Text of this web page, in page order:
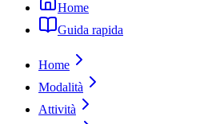
Home
Guida rapida
Home
Modalità
Attività